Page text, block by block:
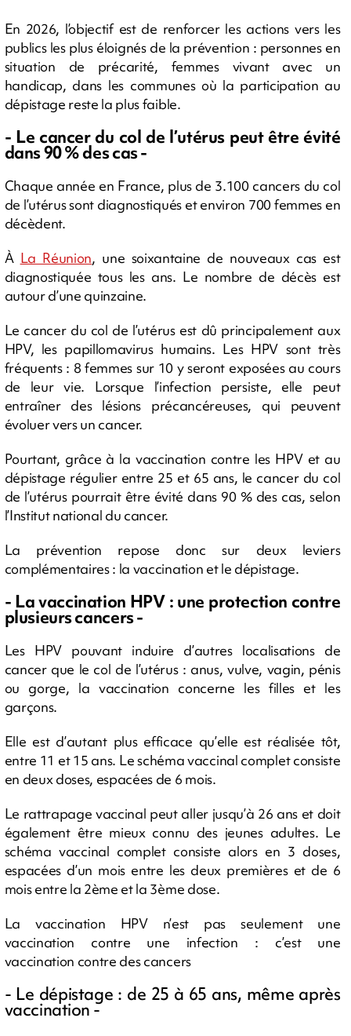
En 2026, l’objectif est de renforcer les actions vers les
publics les plus éloignés de la prévention : personnes en
situation de précarité, femmes vivant avec un
handicap, dans les communes où la participation au
dépistage reste la plus faible.
- Le cancer du col de l’utérus peut être évité
dans 90 % des cas -
Chaque année en France, plus de 3.100 cancers du col
de l’utérus sont diagnostiqués et environ 700 femmes en
décèdent.
À La Réunion, une soixantaine de nouveaux cas est
diagnostiquée tous les ans. Le nombre de décès est
autour d’une quinzaine.
Le cancer du col de l’utérus est dû principalement aux
HPV, les papillomavirus humains. Les HPV sont très
fréquents : 8 femmes sur 10 y seront exposées au cours
de leur vie. Lorsque l’infection persiste, elle peut
entraîner des lésions précancéreuses, qui peuvent
évoluer vers un cancer.
Pourtant, grâce à la vaccination contre les HPV et au
dépistage régulier entre 25 et 65 ans, le cancer du col
de l’utérus pourrait être évité dans 90 % des cas, selon
l’Institut national du cancer.
La prévention repose donc sur deux leviers
complémentaires : la vaccination et le dépistage.
- La vaccination HPV : une protection contre
plusieurs cancers -
Les HPV pouvant induire d’autres localisations de
cancer que le col de l’utérus : anus, vulve, vagin, pénis
ou gorge, la vaccination concerne les filles et les
garçons.
Elle est d’autant plus efficace qu’elle est réalisée tôt,
entre 11 et 15 ans. Le schéma vaccinal complet consiste
en deux doses, espacées de 6 mois.
Le rattrapage vaccinal peut aller jusqu’à 26 ans et doit
également être mieux connu des jeunes adultes. Le
schéma vaccinal complet consiste alors en 3 doses,
espacées d’un mois entre les deux premières et de 6
mois entre la 2ème et la 3ème dose.
La vaccination HPV n’est pas seulement une
vaccination contre une infection : c’est une
vaccination contre des cancers
- Le dépistage : de 25 à 65 ans, même après
vaccination -